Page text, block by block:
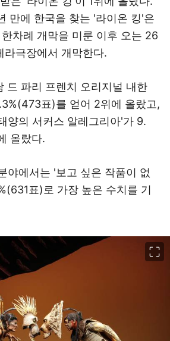
만에 한국을 찾는 '라이온 킹'은
차례 개막을 미룬 이후 오는 26
라극장에서 개막한다.
드 파리 프렌치 오리지널 내한
표)를 얻어 2위에 올랐고,
양의 서커스 알레그리아'가 9.
올랐다.
야에서는 '보고 싶은 작품이 없
표)로 가장 높은 수치를 기